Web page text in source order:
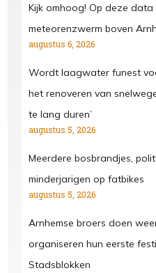
Kijk omhoog! Op deze data
meteorenzwerm boven
augustus 6, 2026
Wordt laagwater funest
het renoveren van
te lang duren’
augustus 5, 2026
Meerdere bosbrandjes,
minderjarigen op fatbikes
augustus 5, 2026
Arnhemse broers doen
organiseren hun eerste
Stadsblokken